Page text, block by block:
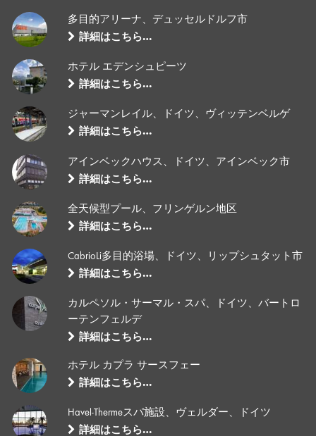
多目的アリーナ、デュッセルドルフ市
詳細はこちら…
ホテル エデンシュピーツ
詳細はこちら…
ジャーマンレイル、ドイツ、ヴィッテンベルゲ
詳細はこちら…
アインベックハウス、ドイツ、アインベック市
詳細はこちら…
全天候型プール、フリンゲルン地区
詳細はこちら…
CabrioLi多目的浴場、ドイツ、リップシュタット市
詳細はこちら…
カルペソル・サーマル・スパ、ドイツ、バートロ
ーテンフェルデ
詳細はこちら…
ホテル カプラ サースフェー
詳細はこちら…
Havel-Thermeスパ施設、ヴェルダー、ドイツ
詳細はこちら…